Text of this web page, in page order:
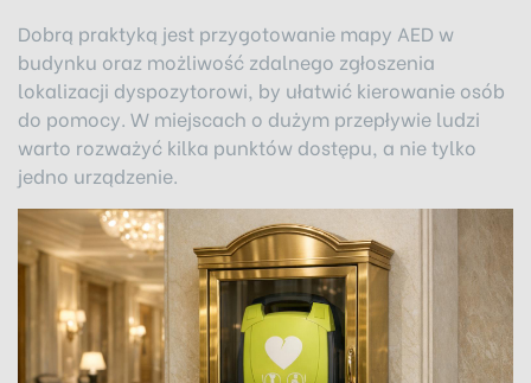
Dobrą praktyką jest przygotowanie mapy AED w
budynku oraz możliwość zdalnego zgłoszenia
lokalizacji dyspozytorowi, by ułatwić kierowanie osób
do pomocy. W miejscach o dużym przepływie ludzi
warto rozważyć kilka punktów dostępu, a nie tylko
jedno urządzenie.